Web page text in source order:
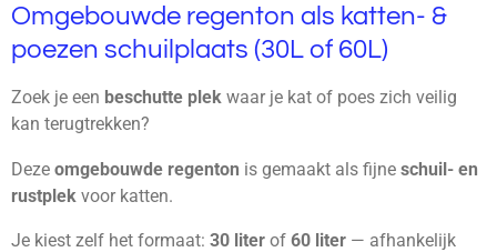
Omgebouwde regenton als katten- &
poezen schuilplaats (30L of 60L)
Zoek je een beschutte plek waar je kat of poes zich veilig
kan terugtrekken?
Deze omgebouwde regenton is gemaakt als fijne schuil- en
rustplek voor katten.
Je kiest zelf het formaat: 30 liter of 60 liter — afhankelijk